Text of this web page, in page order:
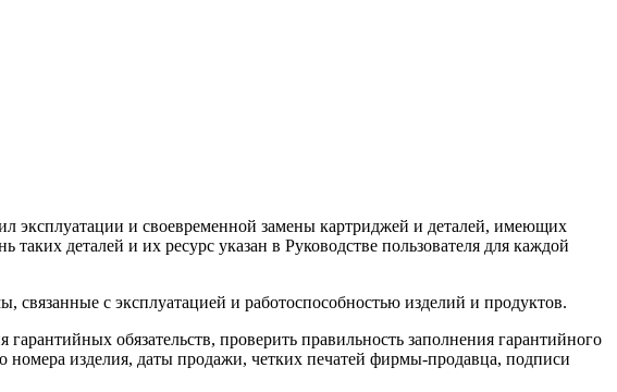
и своевременной замены картриджей и деталей, имеющих
деталей и их ресурс указан в Руководстве пользователя для каждой
с эксплуатацией и работоспособностью изделий и продуктов.
обязательств, проверить правильность заполнения гарантийного
номера изделия, даты продажи, четких печатей фирмы-продавца, подписи